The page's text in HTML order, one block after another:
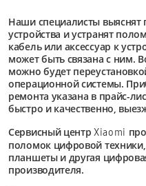
Наши специалисты
устройства и устранят
кабель или аксессуар к
может быть связана с ним.
можно будет
операционной системы.
ремонта указана в прайс-
быстро и качественно,
Сервисный центрXiaomi
поломок цифровой
планшеты и другая
производителя.